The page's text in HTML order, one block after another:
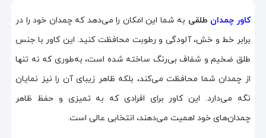
کاور چمدان طلقی به شما این امکان را می‌دهد که چمدان خود را در
برابر خط و خش، آلودگی و رطوبت محافظت کنید. این کاور با جنس
طلق ضخیم و شفاف بی‌رنگ ساخته شده است، به‌طوری که نه تنها
از چمدان شما محافظت می‌کند، بلکه ظاهر زیبای آن را نیز نمایان
نگه می‌دارد. این کاور برای افرادی که به تمیزی و حفظ ظاهر
چمدان‌های خود اهمیت می‌دهند، انتخابی عالی است.